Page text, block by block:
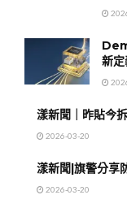
新
漾新聞｜昨貼今
2026-03-20
漾新聞|旗警分享
2026-03-20